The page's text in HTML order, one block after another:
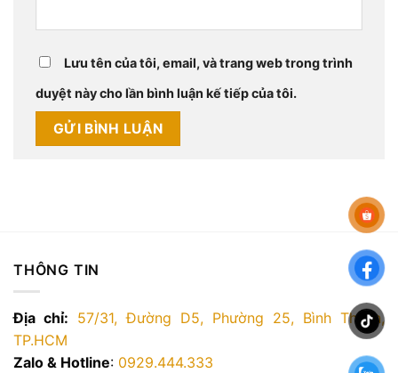
Lưu tên của tôi, email, và trang web trong trình
duyệt này cho lần bình luận kế tiếp của tôi.
THÔNG TIN
Địa chỉ: 57/31, Đường D5, Phường 25, Bình Thạnh,
TP.HCM
Zalo & Hotline: 0929.444.333